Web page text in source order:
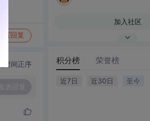
写回复
时间正序
表回复
加入社区
积分榜 荣誉榜
近7日 近30日 至今